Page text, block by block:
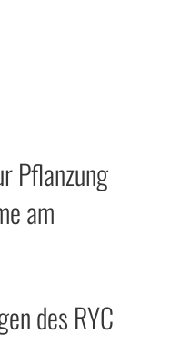
Pflanzung
am
des RYC